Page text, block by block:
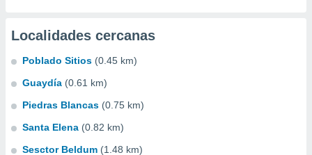
Localidades cercanas
Poblado Sitios (0.45 km)
Guaydía (0.61 km)
Piedras Blancas (0.75 km)
Santa Elena (0.82 km)
Sesctor Beldum (1.48 km)